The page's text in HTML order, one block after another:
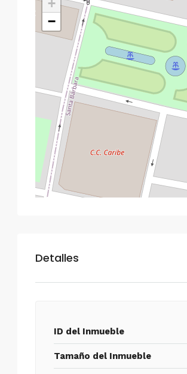
+
−
Detalles
ID del Inmueble
Tamaño del Inmueble
Este,
Municipio
Estado
2 2
ANEXO